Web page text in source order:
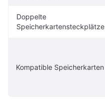
Doppelte
Speicherkartensteckplätze
Kompatible Speicherkarten